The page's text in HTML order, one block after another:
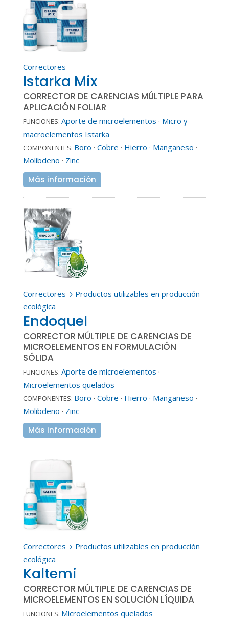
Correctores
Istarka Mix
CORRECTOR DE CARENCIAS MÚLTIPLE PARA
APLICACIÓN FOLIAR
FUNCIONES: Aporte de microelementos · Micro y
macroelementos Istarka
COMPONENTES: Boro · Cobre · Hierro · Manganeso ·
Molibdeno · Zinc
Más información
Correctores 5 Productos utilizables en producción
ecológica
Endoquel
CORRECTOR MÚLTIPLE DE CARENCIAS DE
MICROELEMENTOS EN FORMULACIÓN
SÓLIDA
FUNCIONES: Aporte de microelementos ·
Microelementos quelados
COMPONENTES: Boro · Cobre · Hierro · Manganeso ·
Molibdeno · Zinc
Más información
Correctores 5 Productos utilizables en producción
ecológica
Kaltemi
CORRECTOR MÚLTIPLE DE CARENCIAS DE
MICROELEMENTOS EN SOLUCIÓN LÍQUIDA
FUNCIONES: Microelementos quelados